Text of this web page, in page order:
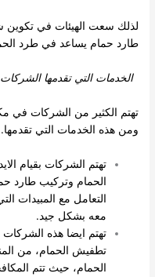
لذلك سعت الهيئات في
طارد حمام يساعد في طرد
الخدمات التي تقدمها
تهتم الكثير من الشركات في
ومن هذه الخدمات التي تقدمها.
تهتم الشركات بقيام
الحمام وتركيب طارد
التعامل مع المبيدات
معه بشكل جيد.
تهتم ايضا هذه
تطفيش الحمام، من
الحمام، حيث تتم